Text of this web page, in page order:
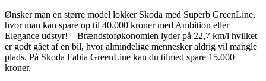
Ønsker man en større model lokker Skoda med Superb GreenLine,
hvor man kan spare op til 40.000 kroner med Ambition eller
Elegance udstyr! – Brændstoføkonomien lyder på 22,7 km/l hvilket
er godt gået af en bil, hvor almindelige mennesker aldrig vil mangle
plads. På Skoda Fabia GreenLine kan du tilmed spare 15.000
kroner.